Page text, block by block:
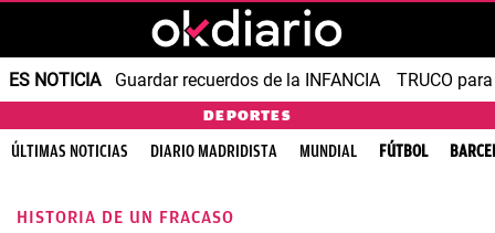
ES NOTICIA Guardar recuerdos de la INFANCIA TRUCO
DEPORTES
ÚLTIMAS NOTICIAS DIARIO MADRIDISTA MUNDIAL FÚTBOL
HISTORIA DE UN FRACASO